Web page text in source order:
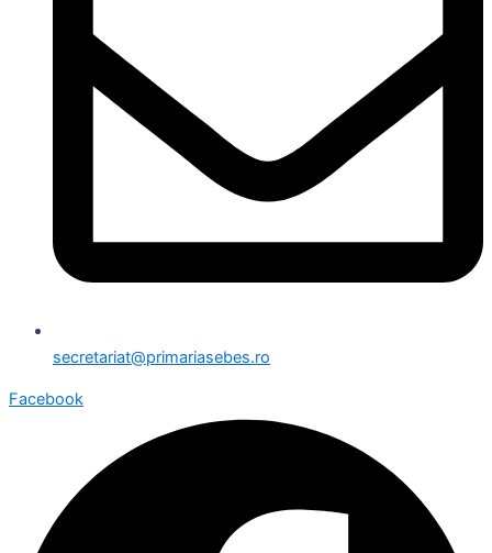
secretariat@primariasebes.ro
Facebook